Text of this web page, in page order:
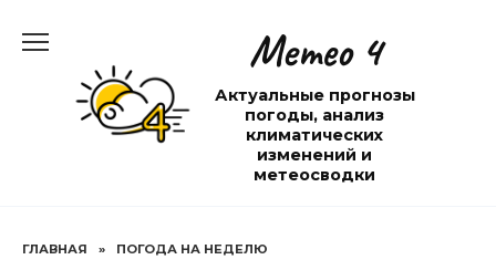
содержанию
Метео 4
Актуальные прогнозы
погоды, анализ
климатических
изменений и
метеосводки
ГЛАВНАЯ » ПОГОДА НА НЕДЕЛЮ